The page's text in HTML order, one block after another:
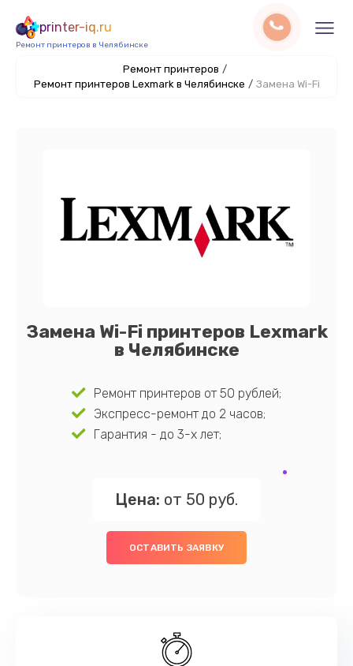
printer-iq.ru
Ремонт принтеров в Челябинске
Ремонт принтеров /
Ремонт принтеров Lexmark в Челябинске / Замена Wi-Fi
Замена Wi-Fi принтеров Lexmark
в Челябинске
Ремонт принтеров от 50 рублей;
Экспресс-ремонт до 2 часов;
Гарантия - до 3-х лет;
Цена: от 50 руб.
ОСТАВИТЬ ЗАЯВКУ